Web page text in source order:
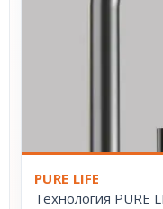
PURE LIFE
Технология PURE